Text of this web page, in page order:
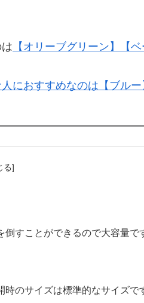
【オリーブグリーン】 【
におすすめなのは【ブルー
すことができるので大容量で
のサイズは標準的なサイズで